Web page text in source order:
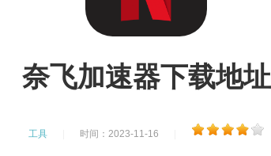
奈飞加速器下载地址
工具 时间：2023-11-16